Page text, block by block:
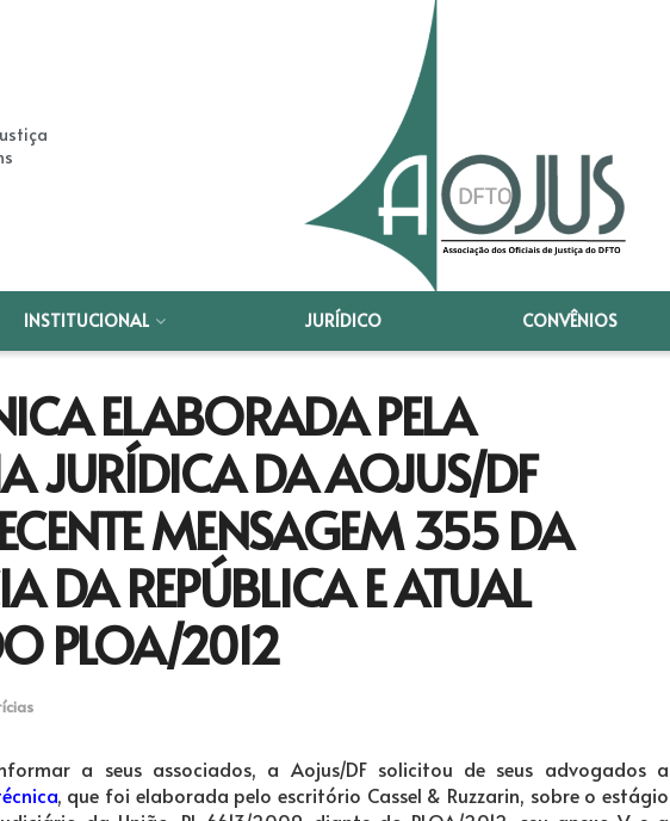
INSTITUCIONAL JURÍDICO CONVÊNIOS
ELABORADA PELA
JURÍDICA DA AOJUS/DF
MENSAGEM 355 DA
DA REPÚBLICA E ATUAL
PLOA/2012
a seus associados, a Aojus/DF solicitou de seus advogados a
, que foi elaborada pelo escritório Cassel & Ruzzarin, sobre o estágio